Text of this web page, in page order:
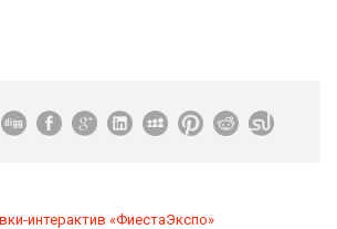
интерактив «ФиестаЭкспо»